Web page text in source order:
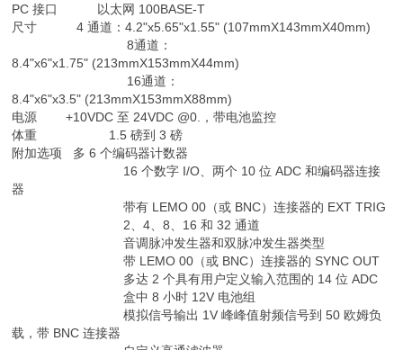
PC 接口 以太网 100BASE-T
尺寸 4 通道：4.2"x5.65"x1.55" (107mmX143mmX40mm)
8通道：
8.4"x6"x1.75" (213mmX153mmX44mm)
16通道：
8.4"x6"x3.5" (213mmX153mmX88mm)
电源 +10VDC 至 24VDC @0.，带电池监控
体重 1.5 磅到 3 磅
附加选项 多 6 个编码器计数器
16 个数字 I/O、两个 10 位 ADC 和编码器连接
器
带有 LEMO 00（或 BNC）连接器的 EXT TRIG
2、4、8、16 和 32 通道
音调脉冲发生器和双脉冲发生器类型
带 LEMO 00（或 BNC）连接器的 SYNC OUT
多达 2 个具有用户定义输入范围的 14 位 ADC
盒中 8 小时 12V 电池组
模拟信号输出 1V 峰峰值射频信号到 50 欧姆负
载，带 BNC 连接器